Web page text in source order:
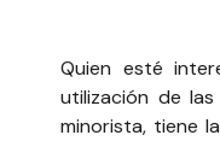
Quien esté
utilización de
minorista, tiene